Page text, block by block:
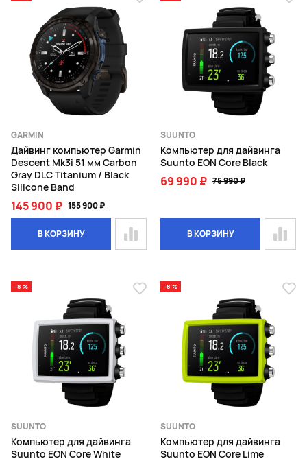
GARMIN
Дайвинг компьютер Garmin
Descent Mk3i 51 мм Carbon
Gray DLC Titanium / Black
Silicone Band
145 900 ₽ 155 900 ₽
В КОРЗИНУ
SUUNTO
Компьютер для дайвинга
Suunto EON Core Black
69 990 ₽ 75 990 ₽
В КОРЗИНУ
-8 %
SUUNTO
Компьютер для дайвинга
Suunto EON Core White
-8 %
SUUNTO
Компьютер для дайвинга
Suunto EON Core Lime